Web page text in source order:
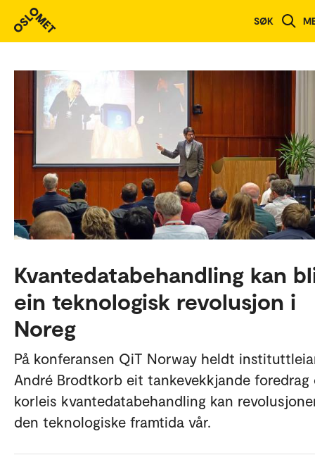
SØK
Kvantedatabehandling kan
ein teknologisk revolusjon i
Noreg
På konferansen QiT Norway heldt
André Brodtkorb eit tankevekkjande foredrag
korleis kvantedatabehandling kan
den teknologiske framtida vår.